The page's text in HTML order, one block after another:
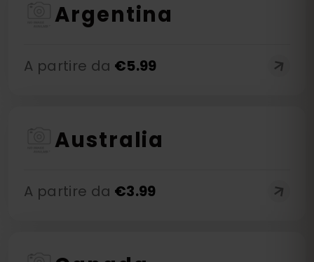
Argentina
A partire da €5.99
Australia
A partire da €3.99